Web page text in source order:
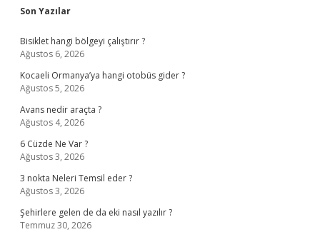
Sidebar
Son Yazılar
Bisiklet hangi bölgeyi çalıştırır ?
Ağustos 6, 2026
Kocaeli Ormanya’ya hangi otobüs gider ?
Ağustos 5, 2026
Avans nedir araçta ?
Ağustos 4, 2026
6 Cüzde Ne Var ?
Ağustos 3, 2026
3 nokta Neleri Temsil eder ?
Ağustos 3, 2026
Şehirlere gelen de da eki nasıl yazılır ?
Temmuz 30, 2026